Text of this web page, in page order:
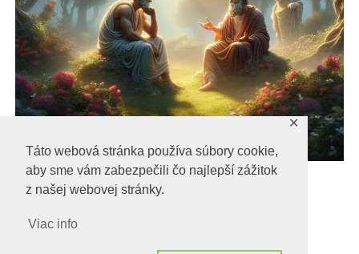
Táto webová stránka používa súbory cookie,
aby sme vám zabezpečili čo najlepší zážitok
z našej webovej stránky.
Viac info
✕
Epiktétos a Seneca